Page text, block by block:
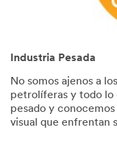
Industria Pesada
No somos ajenos a
petrolíferas y todo lo
pesado y
visual que enfrentan